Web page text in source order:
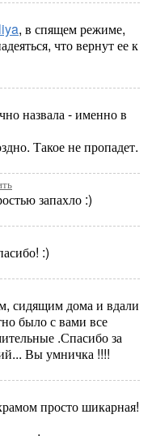
, в спящем режиме,
что вернут ее к
назвала - именно в
Такое не пропадет.
запахло :)
:)
сидящим дома и вдали
было с вами все
.Спасибо за
Вы умничка !!!!
просто шикарная!